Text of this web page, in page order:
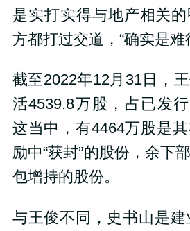
是实打实得与地产相关
方都打过交道，“确实是难
截至2022年12月31日，
活4539.8万股，占已发行
这当中，有4464万股是
励中“获封”的股份，余下
包增持的股份。
与王俊不同，史书山是